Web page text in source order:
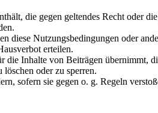
die gegen geltendes Recht oder
diese Nutzungsbedingungen oder
erteilen.
Inhalte von Beiträgen übernimmt,
oder zu sperren.
sofern sie gegen o. g. Regeln